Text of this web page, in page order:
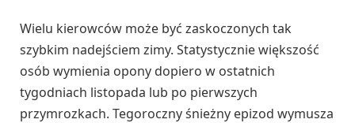
Wielu kierowców może być zaskoczonych tak
szybkim nadejściem zimy. Statystycznie większość
osób wymienia opony dopiero w ostatnich
tygodniach listopada lub po pierwszych
przymrozkach. Tegoroczny śnieżny epizod wymusza